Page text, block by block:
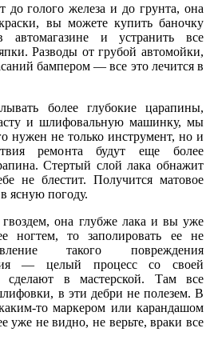
до голого железа и до грунта, она
вы можете купить баночку
автомагазине иустранить все
Разводы от грубой автомойки,
бампером — все это лечится в
более глубокие царапины,
и шлифовальную машинку, мы
нужен не только инструмент, но и
ремонта будут еще более
Стертый слой лака обнажит
не блестит. Получится матовое
ясную погоду.
она глубже лака и вы уже
ногтем, то заполировать ее не
такого повреждения
— целый процесс со своей
сделают в мастерской. Там все
в эти дебри не полезем. В
то маркером или карандашом
уже не видно, не верьте, враки все